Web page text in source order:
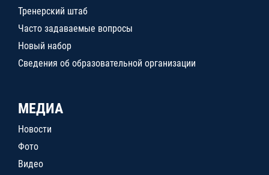
Тренерский штаб
Часто задаваемые вопросы
Новый набор
Сведения об образовательной организации
МЕДИА
Новости
Фото
Видео